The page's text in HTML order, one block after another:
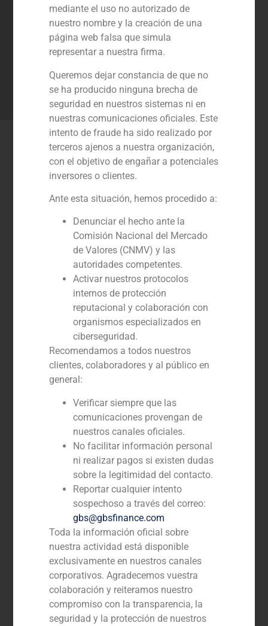
herramientas necesarias para acompañar a
nuestros clientes en cualquier momento y
geografía donde lleven a cabo su actividad.
Somos expertos en el sector de la energía
desde hace más de tres décadas.
Contacto
Últimas transacciones en el
sector Energía
GBS Elaboró un Fairness Opinion sobre el
valor de Termocentro, de cara a la
compra de la participación minoritaria de
Bathala, por parte de Rattan Holding
GBS Finance asesora a Pontegadea en la
adquisición del 49% de una cartera de
activos renovables de 618MW a Repsol
mediante el uso no autorizado de
nuestro nombre y la creación de una
página web falsa que simula
representar a nuestra firma.
Queremos dejar constancia de que no
se ha producido ninguna brecha de
seguridad en nuestros sistemas ni en
nuestras comunicaciones oficiales. Este
intento de fraude ha sido realizado por
terceros ajenos a nuestra organización,
con el objetivo de engañar a potenciales
inversores o clientes.
Ante esta situación, hemos procedido a:
Denunciar el hecho ante la
Comisión Nacional del Mercado
de Valores (CNMV) y las
autoridades competentes.
Activar nuestros protocolos
internos de protección
reputacional y colaboración con
organismos especializados en
ciberseguridad.
Recomendamos a todos nuestros
clientes, colaboradores y al público en
general:
Verificar siempre que las
comunicaciones provengan de
nuestros canales oficiales.
No facilitar información personal
ni realizar pagos si existen dudas
sobre la legitimidad del contacto.
Reportar cualquier intento
sospechoso a través del correo:
gbs@gbsfinance.com
Toda la información oficial sobre
nuestra actividad está disponible
exclusivamente en nuestros canales
corporativos. Agradecemos vuestra
colaboración y reiteramos nuestro
compromiso con la transparencia, la
seguridad y la protección de nuestros